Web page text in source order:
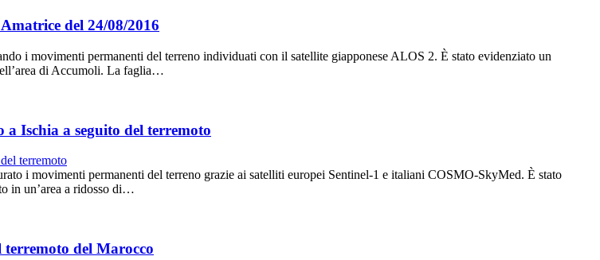
del 24/08/2016
i movimenti permanenti del terreno individuati con il satellite giapponese ALOS 2. È stato evidenziato un
di Accumoli. La faglia…
Ischia a seguito del terremoto
i movimenti permanenti del terreno grazie ai satelliti europei Sentinel-1 e italiani COSMO-SkyMed. È stato
in un’area a ridosso di…
del Marocco